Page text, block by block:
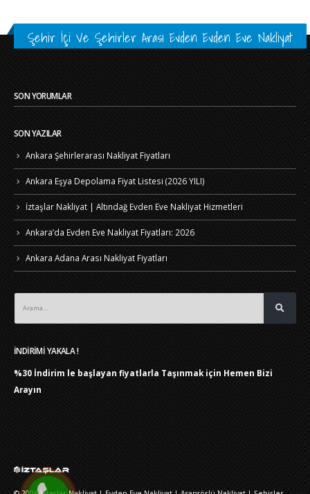
Şehir İçi Ve Şehirler Arası Evden Evden Eve Nakliyat
SON YORUMLAR
SON YAZILAR
Ankara Şehirlerarası Nakliyat Fiyatları
Ankara Eşya Depolama Fiyat Listesi (2026 YILI)
İztaşlar Nakliyat | Altındağ Evden Eve Nakliyat Hizmetleri
Ankara’da Evden Eve Nakliyat Fiyatları: 2026
Ankara Adana Arası Nakliyat Fiyatları
İNDİRİMİ YAKALA !
%30 İndirim le başlayan fiyatlarla Taşınmak için Hemen Bizi
Arayın